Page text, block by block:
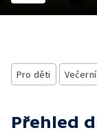
Pro děti
Přehled